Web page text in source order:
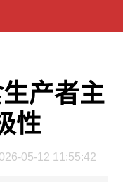
产者主
性
05-12 11:55:42